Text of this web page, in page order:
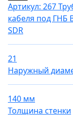
Артикул: 267
кабеля под ГНБ
SDR
21
Наружный
140 мм
Толщина стенки